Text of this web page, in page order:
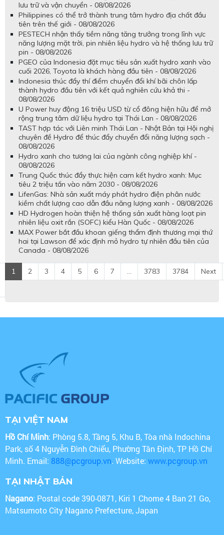
lưu trữ và vận chuyển - 08/08/2026
Philippines có thể trở thành trung tâm hydro địa chất đầu
tiên trên thế giới - 08/08/2026
PESTECH nhận thấy tiềm năng tăng trưởng trong lĩnh vực
năng lượng mặt trời, pin nhiên liệu hydro và hệ thống lưu trữ
pin - 08/08/2026
PGEO của Indonesia đặt mục tiêu sản xuất hydro xanh vào
cuối 2026, Toyota là khách hàng đầu tiên - 08/08/2026
Indonesia thúc đẩy thí điểm chuyển đổi khí bãi chôn lấp
thành hydro đầu tiên với kết quả nghiên cứu khả thi -
08/08/2026
U Power huy động 16 triệu USD từ cổ đông hiện hữu để mở
rộng trung tâm dữ liệu hydro tại Thái Lan - 08/08/2026
TAST hợp tác với Liên minh Thái Lan - Nhật Bản tại Hội nghị
chuyên đề Hydro để thúc đẩy chuyển đổi năng lượng sạch -
08/08/2026
Hydro xanh cho tương lai của ngành công nghiệp khí -
08/08/2026
Trung Quốc thúc đẩy thực hiện cam kết hydro xanh: Mục
tiêu 2 triệu tấn vào năm 2030 - 08/08/2026
LifenGas: Nhà sản xuất máy phát hydro điện phân nước
kiềm chất lượng cao dẫn đầu năng lượng xanh - 08/08/2026
HD Hydrogen hoàn thiện hệ thống sản xuất hàng loạt pin
nhiên liệu oxit rắn (SOFC) kiểu Hàn Quốc - 08/08/2026
MAX Power bắt đầu khoan giếng thẩm định thương mại thứ
hai tại Lawson để xác định mỏ hydro tự nhiên đầu tiên của
Canada - 08/08/2026
1 2 3 4 5 6 7 ... 3783 3784 Next
TẠI VIỆT NAM
Hồ Chí Minh: Phòng 5.8, Tầng 5, Khu B, Tòa nhà Indochina
Park, số 4 Nguyễn Đình Chiểu, Phường Tân Định, TP Hồ Chí
Minh. Email: 888@pcgroup.vn. Website: www.pcgroup.vn
TẠI NHẬT BẢN
Nagano: Postal code 390-0871, Kiri 1 Chome 4 Ban 21 Go,
Matsumoto City Nagano Prefecture, Japan